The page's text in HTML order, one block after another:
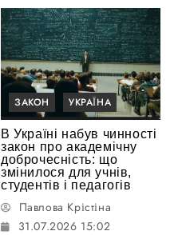
ЗАКОН УКРАЇНА
В Україні набув чинності
закон про академічну
доброчесність: що
змінилося для учнів,
студентів і педагогів
Павлова Крістіна
31.07.2026 15:02